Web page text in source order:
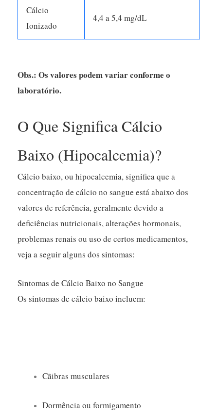
Cálcio
Ionizado
4,4 a 5,4 mg/dL
Obs.: Os valores podem variar conforme o
laboratório.
O Que Significa Cálcio
Baixo (Hipocalcemia)?
Cálcio baixo, ou hipocalcemia, significa que a
concentração de cálcio no sangue está abaixo dos
valores de referência, geralmente devido a
deficiências nutricionais, alterações hormonais,
problemas renais ou uso de certos medicamentos,
veja a seguir alguns dos sintomas:
Sintomas de Cálcio Baixo no Sangue
Os sintomas de cálcio baixo incluem:
Cãibras musculares
Dormência ou formigamento